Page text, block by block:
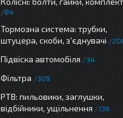
84
Тормозна система: трубки,
штуцера, скоби, з'єднувачі
Підвіска автомобіля 34
Фільтра 309
РТВ: пильовики, заглушки,
відбійники, ущільнення
136